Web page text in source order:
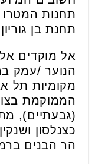
תחנת בן
אל מוקדים
הנוער /עמק
מקומיות תל
הממוקמת
(גבעתיים),
כצנלסון
הר הבנים